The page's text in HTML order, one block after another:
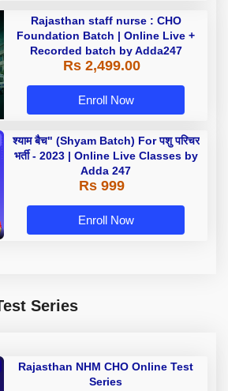
Rajasthan staff nurse : CHO
Foundation Batch | Online Live +
Recorded batch by Adda247
Rs 2,499.00
Enroll Now
श्याम बैच" (Shyam Batch) For पशु परिचर
भर्ती - 2023 | Online Live Classes by
Adda 247
Rs 999
Enroll Now
Series
Rajasthan NHM CHO Online Test
Series